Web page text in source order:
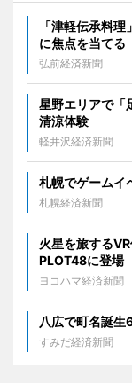
「津軽伝承料
に焦点を当てる
弘前経済新聞
星野エリアで
清涼体験
軽井沢経済新聞
札幌でゲーム
札幌経済新聞
火星を旅する
PLOT48に登場
ヨコハマ経済新聞
八広で町名誕
すみだ経済新聞